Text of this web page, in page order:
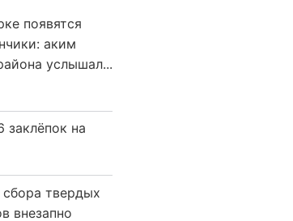
появятся
аким
услышал...
заклёпок на
твердых
внезапно